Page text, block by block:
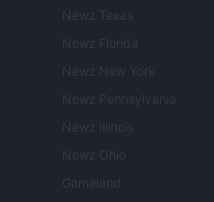
Newz Texas
Newz Florida
Newz New York
Newz Pennsylvania
Newz Illinois
Newz Ohio
Gameland